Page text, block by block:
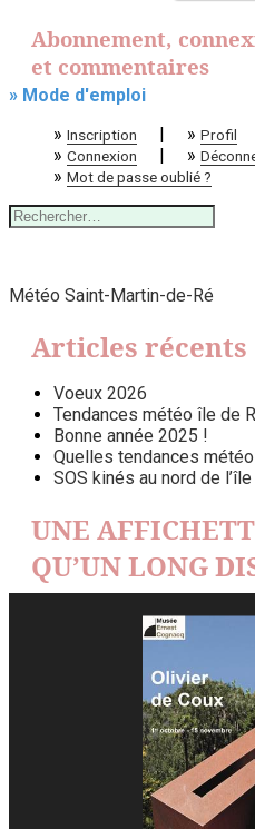
Abonnement,
et commentaires
» Mode d'emploi
» Inscription | » Profil
» Connexion | »
» Mot de passe oublié ?
Rechercher :
Météo Saint-Martin-de-Ré
Articles récents
Voeux 2026
Tendances météo île de
Bonne année 2025 !
Quelles tendances
SOS kinés au nord de
UNE
QU’UN LONG